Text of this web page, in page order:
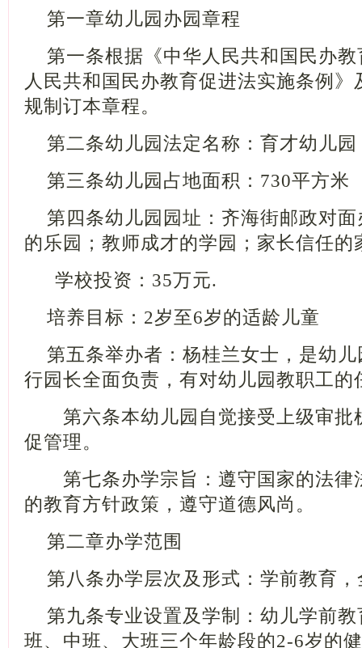
第一章幼儿园办园章程
第一条根据《中华人民共和国民办
人民共和国民办教育促进法实施条例
规制订本章程。
第二条幼儿园法定名称：育才幼儿园
第三条幼儿园占地面积： 730平方米
第四条幼儿园园址：齐海街邮政对
的乐园；教师成才的学园；家长信任的
学校投资： 35万元.
培养目标： 2岁至6岁的适龄儿童
第五条举办者：杨桂兰女士，是幼
行园长全面负责，有对幼儿园教职工的
第六条本幼儿园自觉接受上级审批
促管理。
第七条办学宗旨：遵守国家的法律
的教育方针政策，遵守道德风尚。
第二章办学范围
第八条办学层次及形式：学前教育
第九条专业设置及学制：幼儿学前
班、中班、大班三个年龄段的2-6岁的